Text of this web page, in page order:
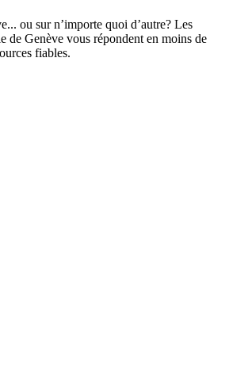
ou sur n’importe quoi d’autre? Les
de Genève vous répondent en moins de
fiables.